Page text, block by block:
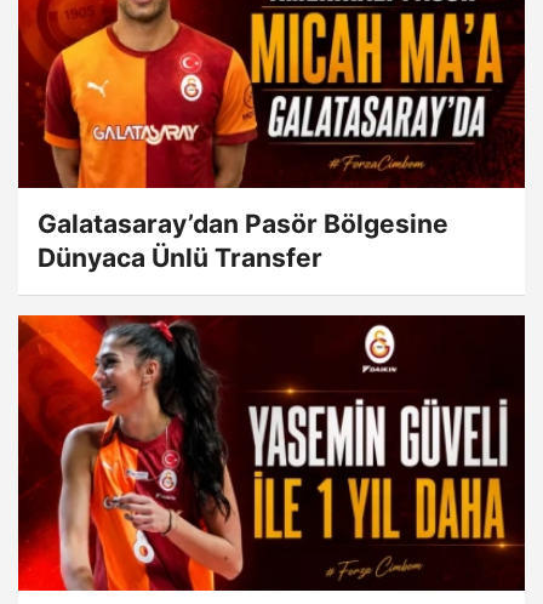
Galatasaray’dan Pasör Bölgesine
Dünyaca Ünlü Transfer